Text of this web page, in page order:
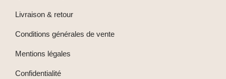
Livraison & retour
Conditions générales de vente
Mentions légales
Confidentialité